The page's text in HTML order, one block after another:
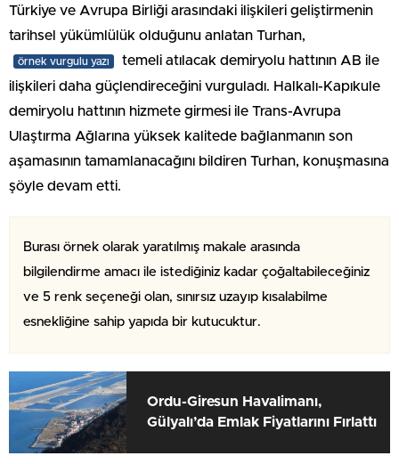
Türkiye ve Avrupa Birliği arasındaki ilişkileri geliştirmenin
tarihsel yükümlülük olduğunu anlatan Turhan,
örnek vurgulu yazı
temeli atılacak demiryolu hattının AB ile
ilişkileri daha güçlendireceğini vurguladı. Halkalı-Kapıkule
demiryolu hattının hizmete girmesi ile Trans-Avrupa
Ulaştırma Ağlarına yüksek kalitede bağlanmanın son
aşamasının tamamlanacağını bildiren Turhan, konuşmasına
şöyle devam etti.
Burası örnek olarak yaratılmış makale arasında
bilgilendirme amacı ile istediğiniz kadar çoğaltabileceğiniz
ve 5 renk seçeneği olan, sınırsız uzayıp kısalabilme
esnekliğine sahip yapıda bir kutucuktur.
Ordu-Giresun Havalimanı,
Gülyalı’da Emlak Fiyatlarını Fırlattı